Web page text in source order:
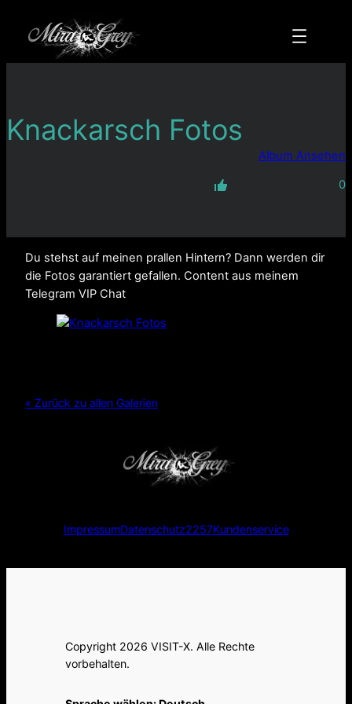
Inhalt
springen
Knackarsch Fotos
Album Ansehen
0
Du stehst auf meinen prallen Hintern? Dann werden dir
die Fotos garantiert gefallen. Content aus meinem
Telegram VIP Chat
« Zurück zu allen Galerien
ImpressumDatenschutz2257Kundenservice
Copyright 2026 VISIT-X. Alle Rechte
vorbehalten.